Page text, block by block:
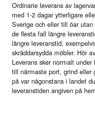
Ordinarie leverans av
med 1-2 dagar ytterligare
Sverige och eller till öar
de flesta fall längre
längre leveranstid,
skräddarsydda möbler. Hör
Leverans sker normalt
till närmaste port, grind eller
på var någonstans i landet
leveranstiden angiven på